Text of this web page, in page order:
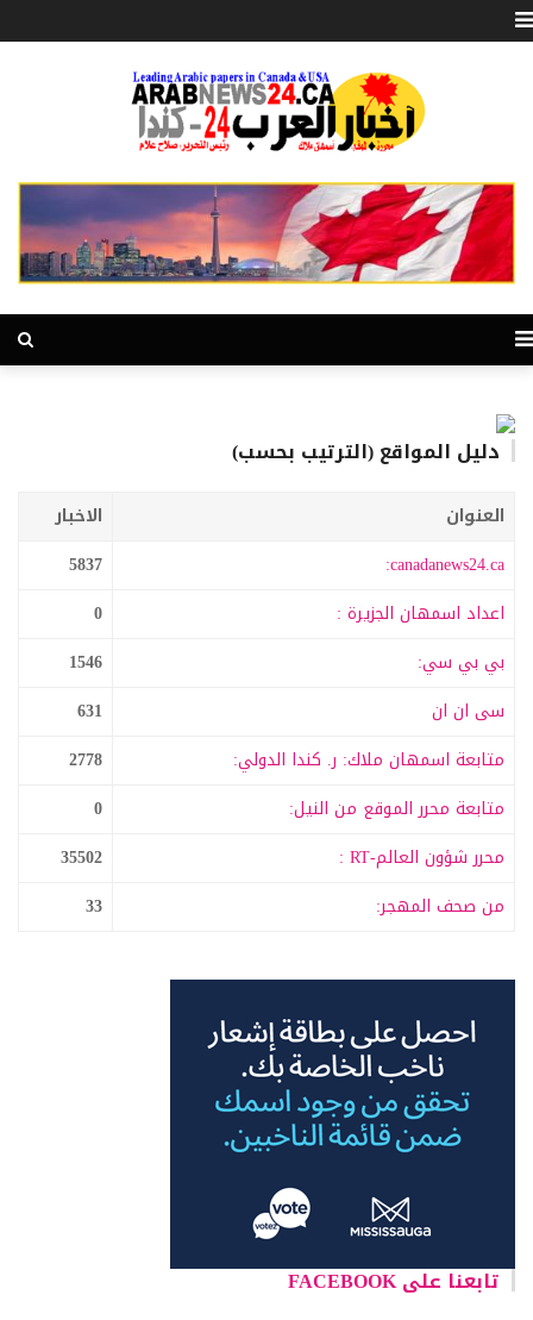
دليل المواقع (الترتيب بحسب)
العنوان
الاخبار
canadanews24.ca:
5837
اعداد اسمهان الجزيرة :
0
بي بي سي:
1546
سى ان ان
631
متابعة اسمهان ملاك: ر. كندا الدولي:
2778
متابعة محرر الموقع من النيل:
0
محرر شؤون العالم-RT :
35502
من صحف المهجر:
33
تابعنا على FACEBOOK